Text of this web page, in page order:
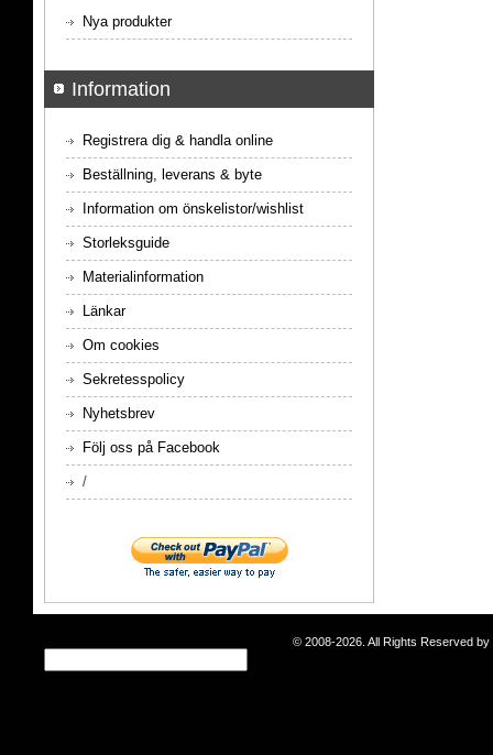
Nya produkter
Information
Registrera dig & handla online
Beställning, leverans & byte
Information om önskelistor/wishlist
Storleksguide
Materialinformation
Länkar
Om cookies
Sekretesspolicy
Nyhetsbrev
Följ oss på Facebook
/
© 2008-2026. All Rights Reserved